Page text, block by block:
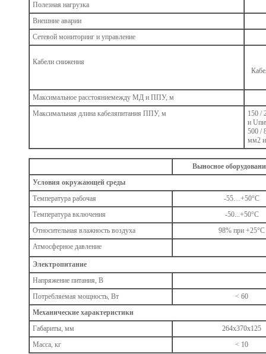
Полезная нагрузка
Внешние аварии
Сетевой мониторинг и управление
Кабели снижения
Максимальное расстояниемежду МД и ППУ, м
Максимальная длина кабеляпитания ППУ, м
150 /
и
500 /
мм2
Выносное
Условия окружающей среды
Температура рабочая
-55…+50°С
Температура включения
-50...+50°С
Относительная влажность воздуха
98% при +25°С
Атмосферное давление
Электропитание
Напряжение питания, В
Потребляемая мощность, Вт
< 60
Механические характеристики
Габариты, мм
264х370х125
Масса, кг
< 10